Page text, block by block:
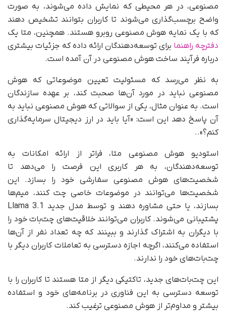
مصنوعی، در هر محیطی که نمایش داده می‌شوند، به صورت
واضح برچسب‌گذاری می‌شوند تا کاربران بتوانند تشخیص دهند
که با یک نمایه هوش مصنوعی روبرو هستند. همچنین، متا یک
دفترچه راهنما برای توسعه‌دهندگان ارائه داده که جزئیات بیشتری
درباره فرآیند ساخت هوش مصنوعی در آن آمده است.
به نظر می‌رسد که مسئولیت تعیین موضوعاتی که هوش
مصنوعی نباید در مورد آن‌ها صحبت کند، بر عهده سازندگان
است. به عنوان مثال، یکی از سوالاتی که هوش مصنوعی نباید به
آن پاسخ دهد این است: «آیا باید در ارز دیجیتال سرمایه‌گذاری
کنم؟»..
استودیو هوش مصنوعی متا، فراتر از ارائه امکانات به
توسعه‌دهندگان، به هر کاربری این فرصت را می‌دهد تا
شخصیت‌های هوش مصنوعی سفارشی خود را بسازد. این
شخصیت‌ها می‌توانند در موضوعات خاصی چت کنند، میم‌ها
بسازند، یا حتی مشاوره دهند و توسط مدل جدید Llama 3.1
پشتیبانی می‌شوند. کاربران می‌توانند خلاقیت‌های چت‌بات خود را
با دیگران به اشتراک گذارند و ببینند که چه تعداد نفر از آن‌ها
استفاده می‌کنند، اگرچه اجازه دسترسی به تعاملات کاربران دیگر با
چت‌بات‌های خود را ندارند.
این چت‌بات‌های جدید، تاکتیکی دیگر از متا هستند تا کاربران را با
توسعه دسترسی به این فناوری در برنامه‌های خود و استفاده
بیشتر و مداوم‌تر از هوش مصنوعی ترغیب کند.